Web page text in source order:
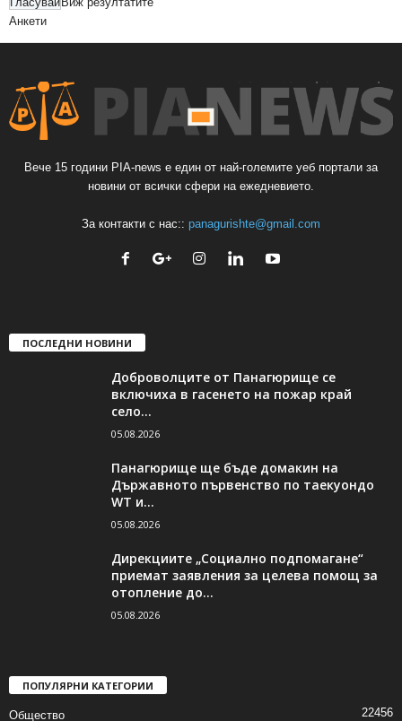
Анкети
Вече 15 години PIA-news е един от най-големите уеб портали за
новини от всички сфери на ежедневието.
За контакти с нас:: panagurishte@gmail.com
ПОСЛЕДНИ НОВИНИ
Доброволците от Панагюрище се
включиха в гасенето на пожар край
село...
05.08.2026
Панагюрище ще бъде домакин на
Държавното първенство по таекуондо
WT и...
05.08.2026
Дирекциите „Социално подпомагане“
приемат заявления за целева помощ за
отопление до...
05.08.2026
ПОПУЛЯРНИ КАТЕГОРИИ
Общество 22456